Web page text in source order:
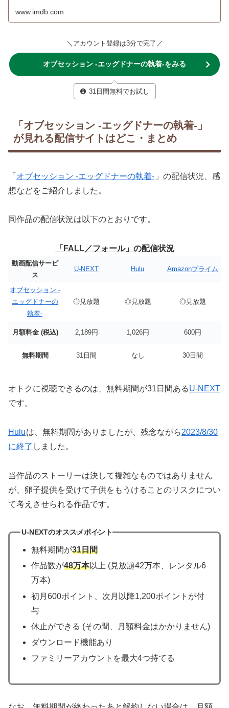
www.imdb.com
＼アカウント登録は3分で完了／
オブセッション -エッグドナーの執着-をみる
31日間無料でお試し
「オブセッション -エッグドナーの執着-」
が見れる配信サイトはどこ・まとめ
「 オブセッション -エッグドナーの執着- 」の配信状況、感
想などをご紹介しました。
同作品の配信状況は以下のとおりです。
「FALL／フォール」の配信状況
動画配信サービ
ス
U-NEXT Hulu Amazonプライム
オブセッション -
エッグドナーの
執着-
◎見放題 ◎見放題 ◎見放題
月額料金 (税込) 2,189円 1,026円 600円
無料期間 31日間 なし 30日間
オトクに視聴できるのは、無料期間が31日間あるU-NEXT
です。
Huluは、無料期間がありましたが、残念ながら2023/8/30
に終了 しました。
当作品のストーリーは決して複雑なものではありません
が、卵子提供を受けて子供をもうけることのリスクについ
て考えさせられる作品です。
U-NEXTのオススメポイント
無料期間が31日間
作品数が48万本以上 (見放題42万本、レンタル6
万本)
初月600ポイント、次月以降1,200ポイントが付
与
休止ができる (その間、月額料金はかかりません)
ダウンロード機能あり
ファミリーアカウントを最大4つ持てる